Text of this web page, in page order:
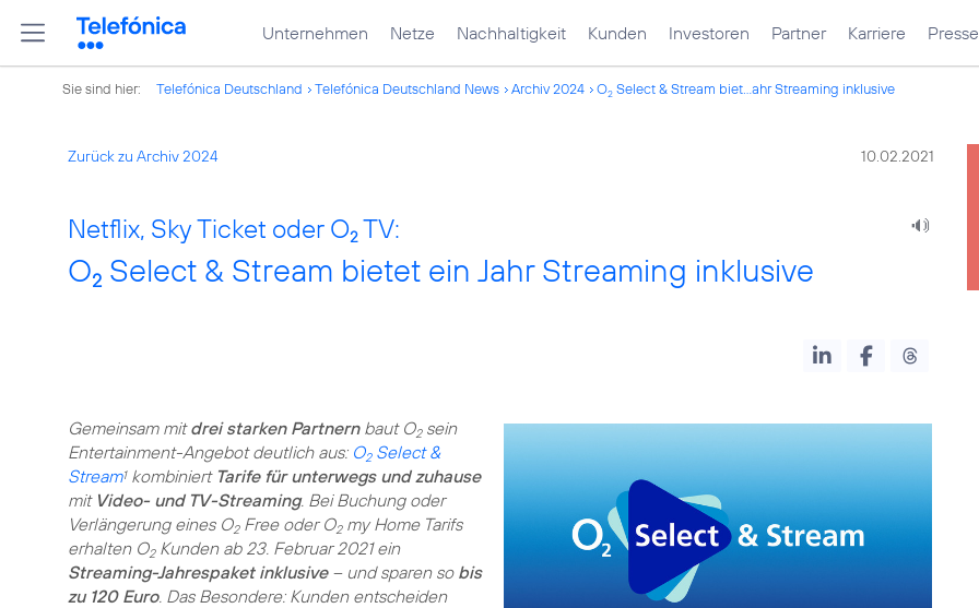
Unternehmen Netze Nachhaltigkeit Kunden Investoren Partner Karriere Presse
Sie sind hier: Telefónica Deutschland Telefónica Deutschland News Archiv 2024 O2 Select & Stream biet...ahr Streaming inklusive
Zurück zu Archiv 2024 10.02.2021
Netflix, Sky Ticket oder O2 TV:
O2 Select & Stream bietet ein Jahr Streaming inklusive
Gemeinsam mitdrei starken Partnernbaut O2sein
Entertainment-Angebot deutlich aus: O2Select &
Stream1kombiniert Tarife für unterwegs und zuhause
mit Video- und TV-Streaming. Bei Buchung oder
Verlängerung eines O2Free oder O2my Home Tarifs
erhalten O2Kunden ab 23. Februar 2021 ein
Streaming-Jahrespaket inklusive– und sparen so bis
zu 120 Euro. Das Besondere: Kunden entscheiden